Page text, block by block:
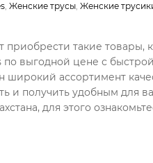
, Женские трусы, Женские
приобрести такие товары,
выгодной цене с
широкий ассортимент
и получить удобным для
для этого